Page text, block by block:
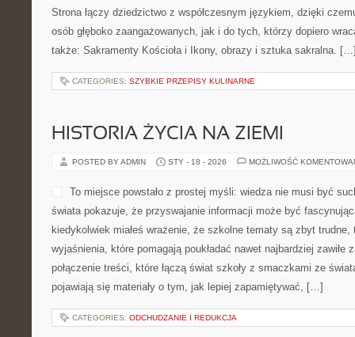
Szczepan.org.pl to serwis
życiu wspólnoty
parafii św. Szczepana. To
które chcą głębiej poznać
serca, przez liturgię, aż po
czemu treści trafiają zarówno do osób głęboko
[…]
CATEGORIES:SZYBKIE PRZEPISY KULINARNE
HISTORIA ŻYCIA NA ZIEMI
POSTED BY ADMIN STY - 18 - 2026
To miejsce powstało z
być sucha. Ten portal dla